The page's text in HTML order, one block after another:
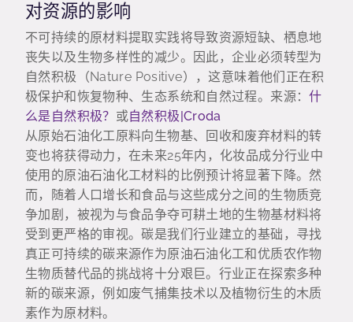
对资源的影响
不可持续的原材料提取实践将导致资源短缺、栖息地
丧失以及生物多样性的减少。因此，企业必须转型为
自然积极（Nature Positive），这意味着他们正在积
极保护和恢复物种、生态系统和自然过程。来源：什
么是自然积极？ 或自然积极|Croda
从原始石油化工原料向生物基、回收和废弃材料的转
变也将获得动力，在未来25年内，化妆品成分行业中
使用的原油石油化工材料的比例预计将显著下降。然
而，随着人口增长和食品与这些成分之间的生物质竞
争加剧，被视为与食品争夺可耕土地的生物基材料将
受到更严格的审视。碳是我们行业建立的基础，寻找
真正可持续的碳来源作为原油石油化工和优质农作物
生物质替代品的挑战将十分艰巨。行业正在探索多种
新的碳来源，例如废气捕集技术以及植物衍生的木质
素作为原材料。